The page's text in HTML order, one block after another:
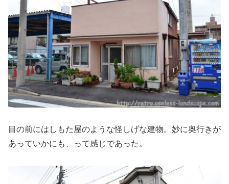
目の前にはしもた屋のような怪しげな建物。妙に奥行きが
あっていかにも、って感じであった。